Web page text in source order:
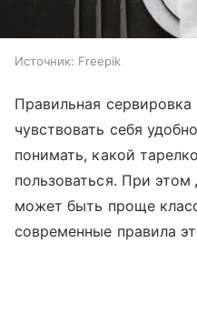
Источник: Freepik
Правильная сервировка
чувствовать себя
понимать, какой
пользоваться. При
может быть проще
современные правила